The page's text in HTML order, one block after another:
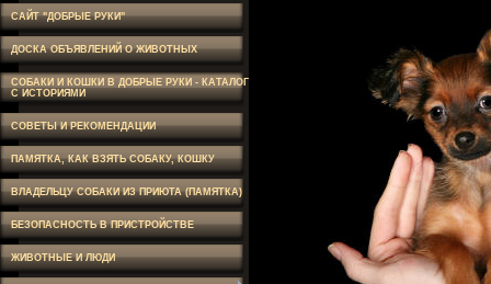
САЙТ "ДОБРЫЕ РУКИ"
ДОСКА ОБЪЯВЛЕНИЙ О ЖИВОТНЫХ
СОБАКИ И КОШКИ В ДОБРЫЕ РУКИ - КАТАЛОГ
С ИСТОРИЯМИ
СОВЕТЫ И РЕКОМЕНДАЦИИ
ПАМЯТКА, КАК ВЗЯТЬ СОБАКУ, КОШКУ
ВЛАДЕЛЬЦУ СОБАКИ ИЗ ПРИЮТА (ПАМЯТКА)
БЕЗОПАСНОСТЬ В ПРИСТРОЙСТВЕ
ЖИВОТНЫЕ И ЛЮДИ